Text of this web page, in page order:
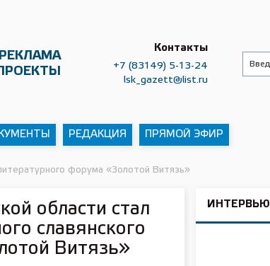
Контакты
+7 (83149) 5-13-24
lsk_gazett@list.ru
РЕДАКЦИЯ ПРЯМОЙ ЭФИР
форума «Золотой Витязь»
области стал
славянского
Витязь»
ИНТЕРВЬЮ